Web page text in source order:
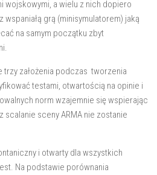
wojskowymi, a wielu z nich dopiero
grą (minisymulatorem) jaką
na samym początku zbyt
założenia podczas tworzenia
testami, otwartością na opinie i
norm wzajemnie się wspierając
scalanie sceny ARMA nie zostanie
i otwarty dla wszystkich
Na podstawie porównania